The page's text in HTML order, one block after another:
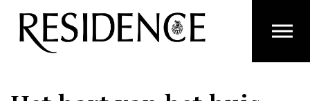
Overslaan en ga direct naar de inhoud